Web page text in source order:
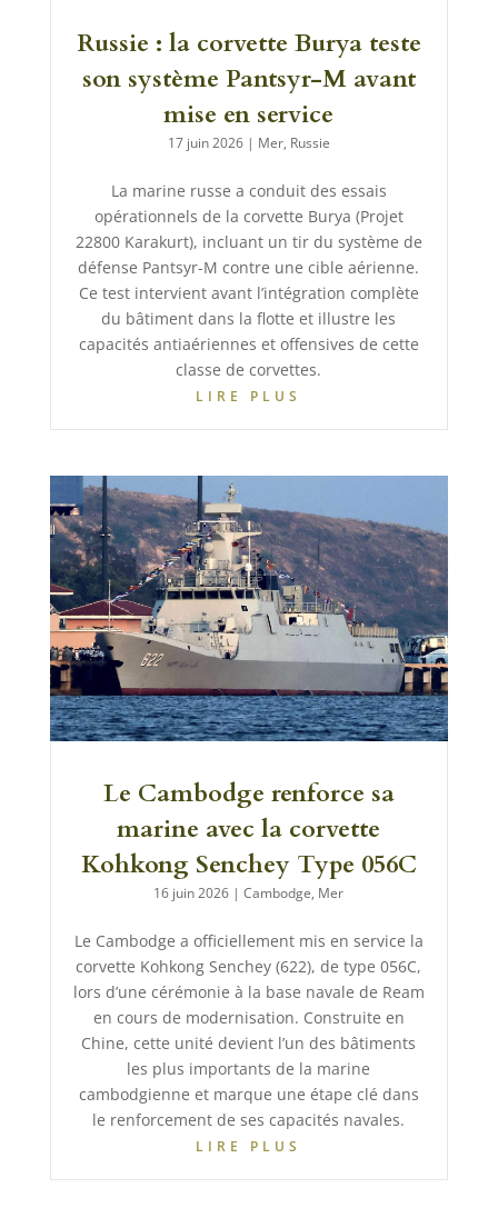
Russie : la corvette Burya teste
son système Pantsyr-M avant
mise en service
17 juin 2026| Mer, Russie
La marine russe a conduit des essais
opérationnels de la corvette Burya (Projet
22800 Karakurt), incluant un tir du système de
défense Pantsyr-M contre une cible aérienne.
Ce test intervient avant l’intégration complète
du bâtiment dans la flotte et illustre les
capacités antiaériennes et offensives de cette
classe de corvettes.
LIRE PLUS
Le Cambodge renforce sa
marine avec la corvette
Kohkong Senchey Type 056C
16 juin 2026 |Cambodge, Mer
Le Cambodge a officiellement mis en service la
corvette Kohkong Senchey (622), de type 056C,
lors d’une cérémonie à la base navale de Ream
en cours de modernisation. Construite en
Chine, cette unité devient l’un des bâtiments
les plus importants de la marine
cambodgienne et marque une étape clé dans
le renforcement de ses capacités navales.
LIRE PLUS